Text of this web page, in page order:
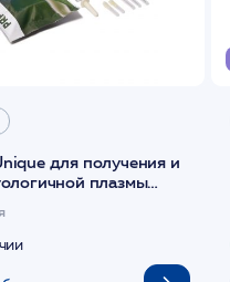
для получения и
плазмы
Case